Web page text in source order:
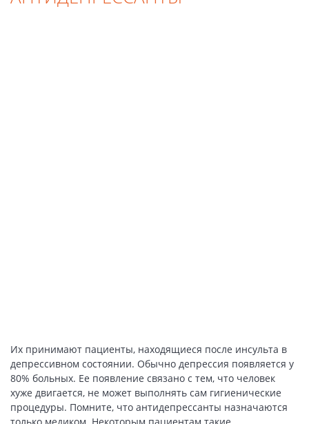
Их принимают пациенты, находящиеся после инсульта в
депрессивном состоянии. Обычно депрессия появляется у
80% больных. Ее появление связано с тем, что человек
хуже двигается, не может выполнять сам гигиенические
процедуры. Помните, что антидепрессанты назначаются